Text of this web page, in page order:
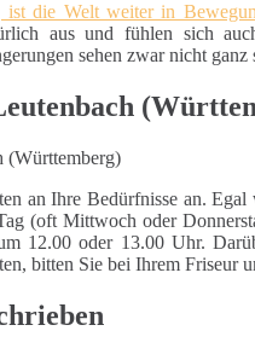
ist die Welt weiter in
aus und fühlen sich
sehen zwar nicht
an Ihre Bedürfnisse an.
(oft Mittwoch oder
12.00 oder 13.00 Uhr.
bitten Sie bei Ihrem